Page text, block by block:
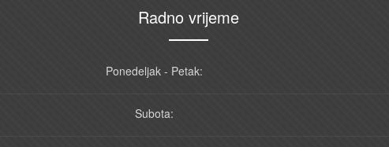
Radno vrijeme
Ponedeljak - Petak:
Subota: